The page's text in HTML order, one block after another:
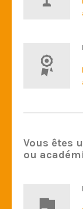
Vous êtes
ou